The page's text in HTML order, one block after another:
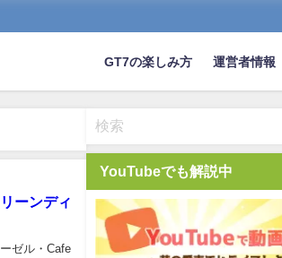
GT7の楽しみ方 運営者情報
ーンディ
ゼル・Cafe
YouTubeでも解説中